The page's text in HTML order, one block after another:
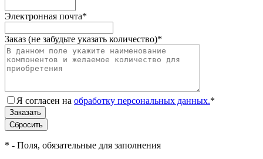
Электронная почта*
Заказ (не забудьте указать количество)*
Я согласен на обработку персональных данных.*
* - Поля, обязательные для заполнения